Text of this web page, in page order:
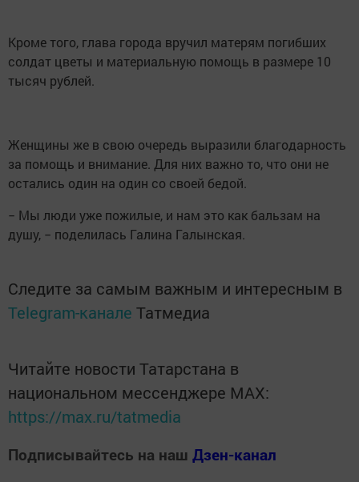
Кроме того, глава города вручил матерям погибших
солдат цветы и материальную помощь в размере 10
тысяч рублей.
Женщины же в свою очередь выразили благодарность
за помощь и внимание. Для них важно то, что они не
остались один на один со своей бедой.
− Мы люди уже пожилые, и нам это как бальзам на
душу, − поделилась Галина Галынская.
Следите за самым важным и интересным в
Telegram-канале Татмедиа
Читайте новости Татарстана в
национальном мессенджере MАХ:
https://max.ru/tatmedia
Подписывайтесь на наш Дзен-канал